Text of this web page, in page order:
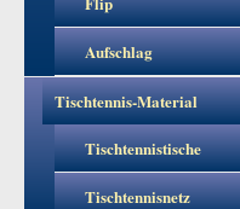
Aufschlag
Tischtennis-Material
Tischtennistische
Tischtennisnetz